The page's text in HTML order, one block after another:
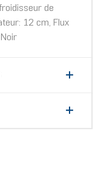
de
12 cm, Flux